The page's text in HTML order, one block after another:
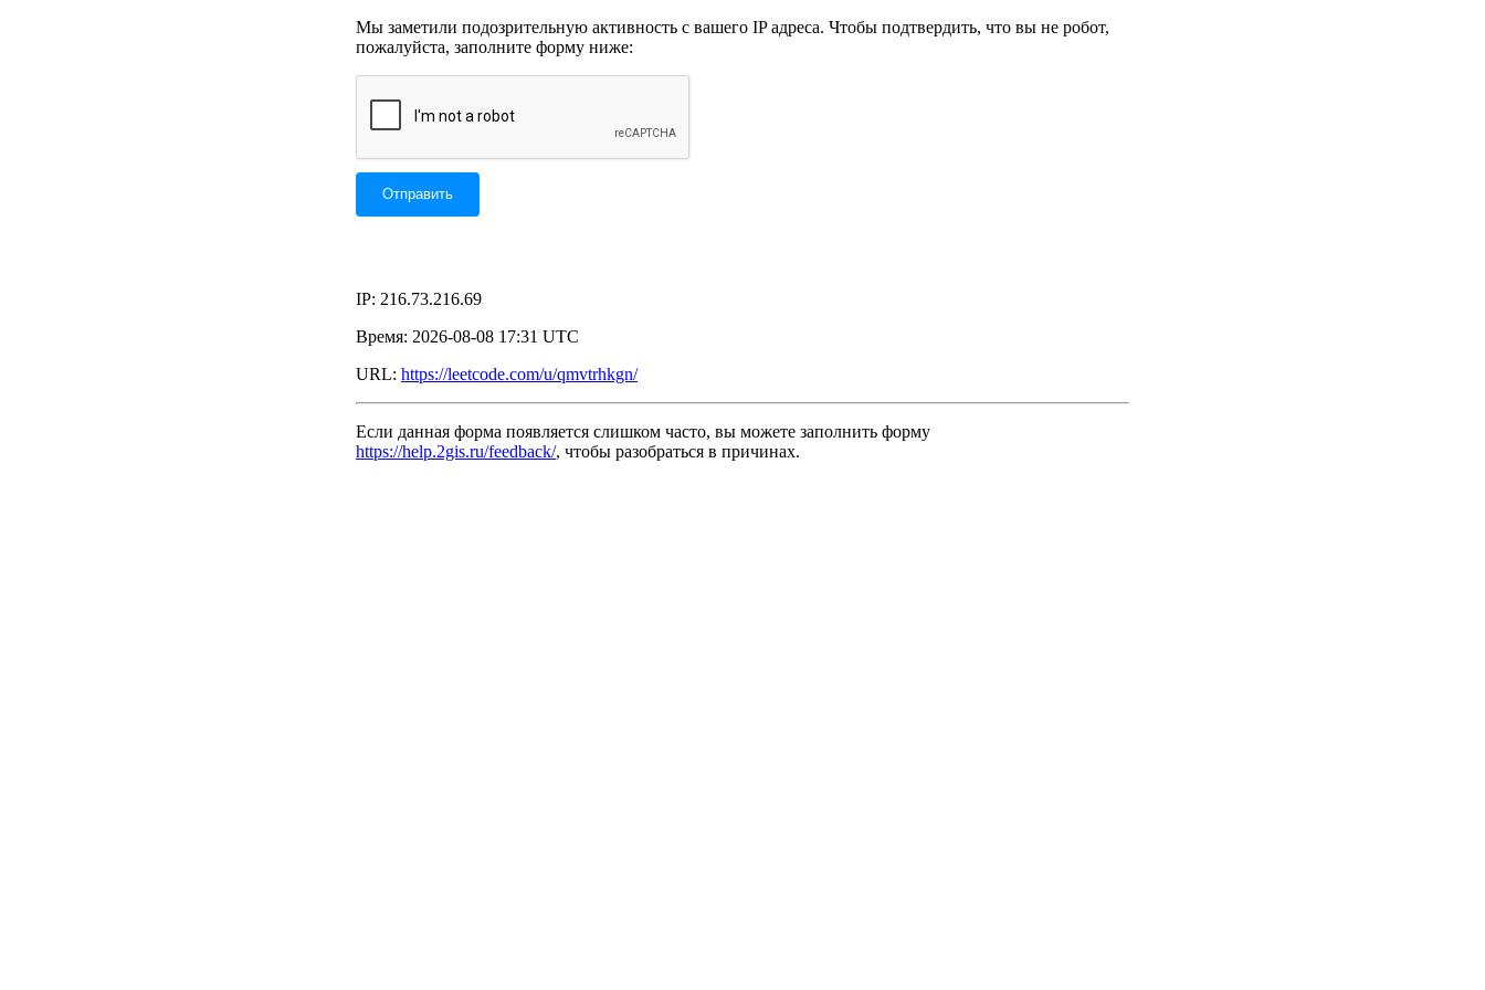
Мы заметили подозрительную активность с вашего IP адреса. Чтобы подтвердить, что вы не робот,
пожалуйста, заполните форму ниже:
IP: 216.73.216.69
Время: 2026-08-08 17:31 UTC
URL: https://leetcode.com/u/qmvtrhkgn/
Если данная форма появляется слишком часто, вы можете заполнить форму
https://help.2gis.ru/feedback/, чтобы разобраться в причинах.